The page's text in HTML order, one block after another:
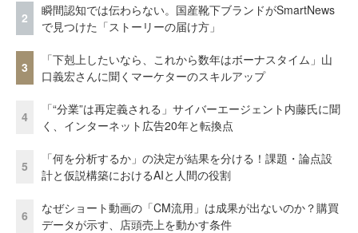
2
瞬間認知では伝わらない。国産靴下ブランドがSmartNews
で見つけた「ストーリーの届け方」
3
「下剋上したいなら、これから数年はボーナスタイム」山
口義宏さんに聞くマーケターのスキルアップ
4
「“分業”は再定義される」サイバーエージェント内藤氏に聞
く、インターネット広告20年と転換点
5
「何を分析するか」の決定が結果を分ける！課題・論点設
計と仮説構築におけるAIと人間の役割
6
なぜショート動画の「CM流用」は成果が出ないのか？購買
データが示す、店頭売上を動かす条件